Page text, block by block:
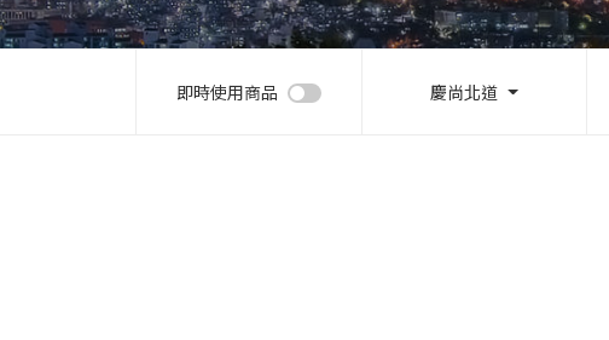
即時使用商品 慶尚北道